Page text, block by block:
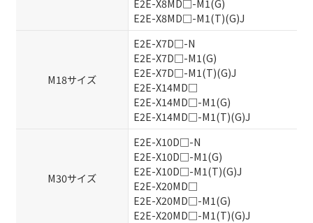
E2E-X8MD□-M1(T)(G)J
M18サイズ
E2E-X7D□-N
E2E-X7D□-M1(G)
E2E-X7D□-M1(T)(G)J
E2E-X14MD□
E2E-X14MD□-M1(G)
E2E-X14MD□-M1(T)(G)J
M30サイズ
E2E-X10D□-N
E2E-X10D□-M1(G)
E2E-X10D□-M1(T)(G)J
E2E-X20MD□
E2E-X20MD□-M1(G)
E2E-X20MD□-M1(T)(G)J